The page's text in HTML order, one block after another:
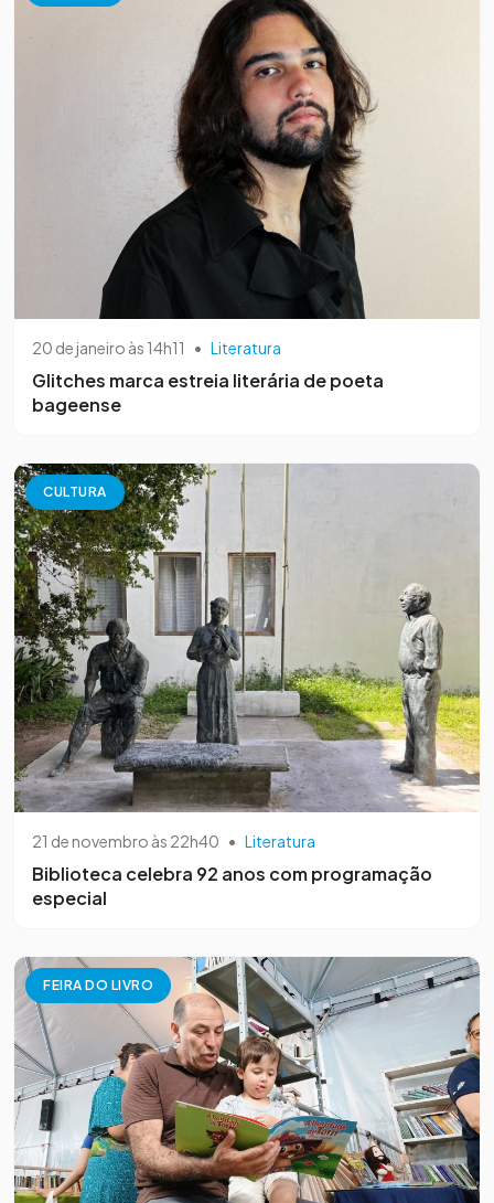
20 de janeiro às 14h11 • Literatura
Glitches marca estreia literária de poeta
bageense
CULTURA
21 de novembro às 22h40 • Literatura
Biblioteca celebra 92 anos com programação
especial
FEIRA DO LIVRO